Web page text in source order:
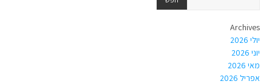
Archives
יולי 2026
יוני 2026
מאי 2026
אפריל 2026